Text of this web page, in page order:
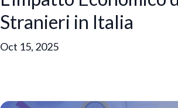
Stranieri in Italia
Oct 15, 2025